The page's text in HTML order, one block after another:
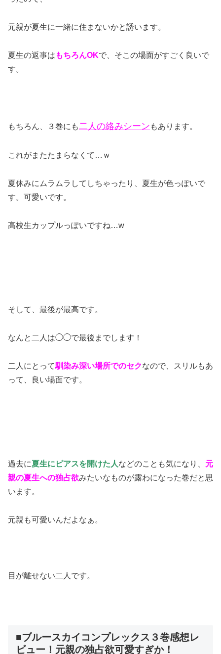
元親が夏生に一緒に住まないかと誘います。
夏生の返事は もちろんOKで、そこの場面がすごく良いで
す。
もちろん、３巻にも二人の絡みシーン もあります。
これがまたたまらなくて…ｗ
夏休みにムラムラしてしちゃったり、夏生が色っぽいで
す。可愛いです。
高校生カップルっぽいですね…w
そして、最後が最高です。
なんと二人は◯◯で最後までします！
二人にとって馴染み深い場所でのセクなので、スリルもあ
って、良い場面です。
過去に夏生にピアスを開けた人などのことも気になり、 元
親の夏生への独占欲みたいなものが露わになった巻だと思
います。
元親も可愛いんだよなぁ。
目が離せない二人です。
■ブルースカイコンプレックス３巻感想レ
ビュー！元親の独占欲可愛すぎか！